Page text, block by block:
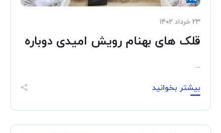
۲۳ خرداد ۱۴۰۲
قلک های بهنام رویش امیدی دوباره
...
بیشتر بخوانید